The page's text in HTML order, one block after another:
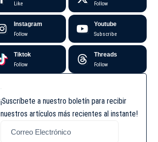
Like Follow
Instagram
Follow
Youtube
Subscribe
Tiktok
Follow
Threads
Follow
¡Suscríbete a nuestro boletín para recibir
nuestros artículos más recientes al instante!